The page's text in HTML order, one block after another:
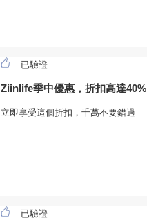
已驗證
Ziinlife季中優惠，折扣高達40%
立即享受這個折扣，千萬不要錯過
已驗證